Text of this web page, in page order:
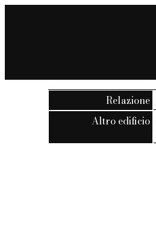
Relazione
Altro edificio